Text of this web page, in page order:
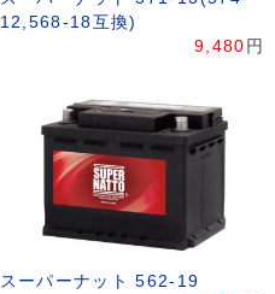
12,568-18互換)
9,480 円
スーパーナット 562-19